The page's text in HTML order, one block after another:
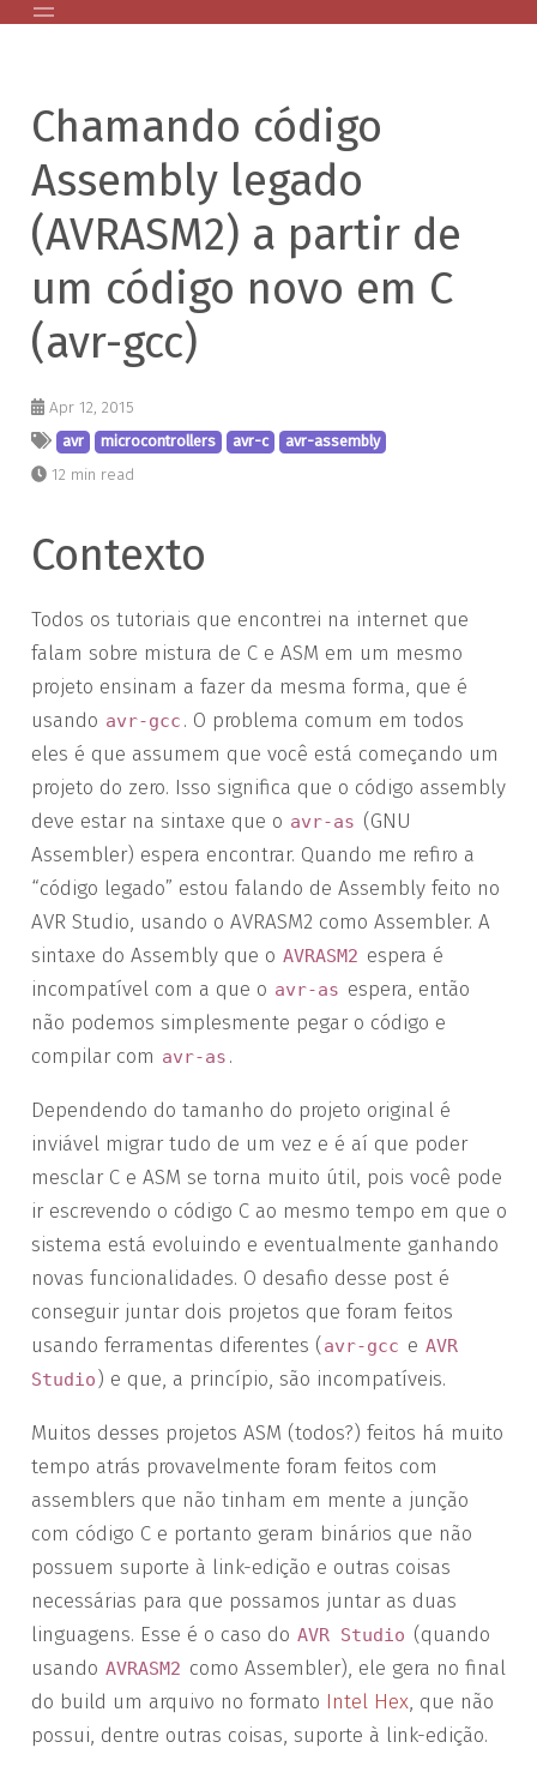
Posts Antigos
GPG Public Key
Palestras
Chamando código
Assembly legado
(AVRASM2) a partir de
um código novo em C
(avr-gcc)
Apr 12, 2015
avr microcontrollers avr-c avr-assembly
12 min read
Contexto
Todos os tutoriais que encontrei na internet que
falam sobre mistura de C e ASM em um mesmo
projeto ensinam a fazer da mesma forma, que é
usando avr-gcc . O problema comum em todos
eles é que assumem que você está começando um
projeto do zero. Isso significa que o código assembly
deve estar na sintaxe que o avr-as (GNU
Assembler) espera encontrar. Quando me refiro a
“código legado” estou falando de Assembly feito no
AVR Studio, usando o AVRASM2 como Assembler. A
sintaxe do Assembly que o AVRASM2 espera é
incompatível com a que o avr-as espera, então
não podemos simplesmente pegar o código e
compilar com avr-as .
Dependendo do tamanho do projeto original é
inviável migrar tudo de um vez e é aí que poder
mesclar C e ASM se torna muito útil, pois você pode
ir escrevendo o código C ao mesmo tempo em que o
sistema está evoluindo e eventualmente ganhando
novas funcionalidades. O desafio desse post é
conseguir juntar dois projetos que foram feitos
usando ferramentas diferentes (avr-gcc e AVR
Studio) e que, a princípio, são incompatíveis.
Muitos desses projetos ASM (todos?) feitos há muito
tempo atrás provavelmente foram feitos com
assemblers que não tinham em mente a junção
com código C e portanto geram binários que não
possuem suporte à link-edição e outras coisas
necessárias para que possamos juntar as duas
linguagens. Esse é o caso do AVR Studio (quando
usando AVRASM2 como Assembler), ele gera no final
do build um arquivo no formato Intel Hex, que não
possui, dentre outras coisas, suporte à link-edição.